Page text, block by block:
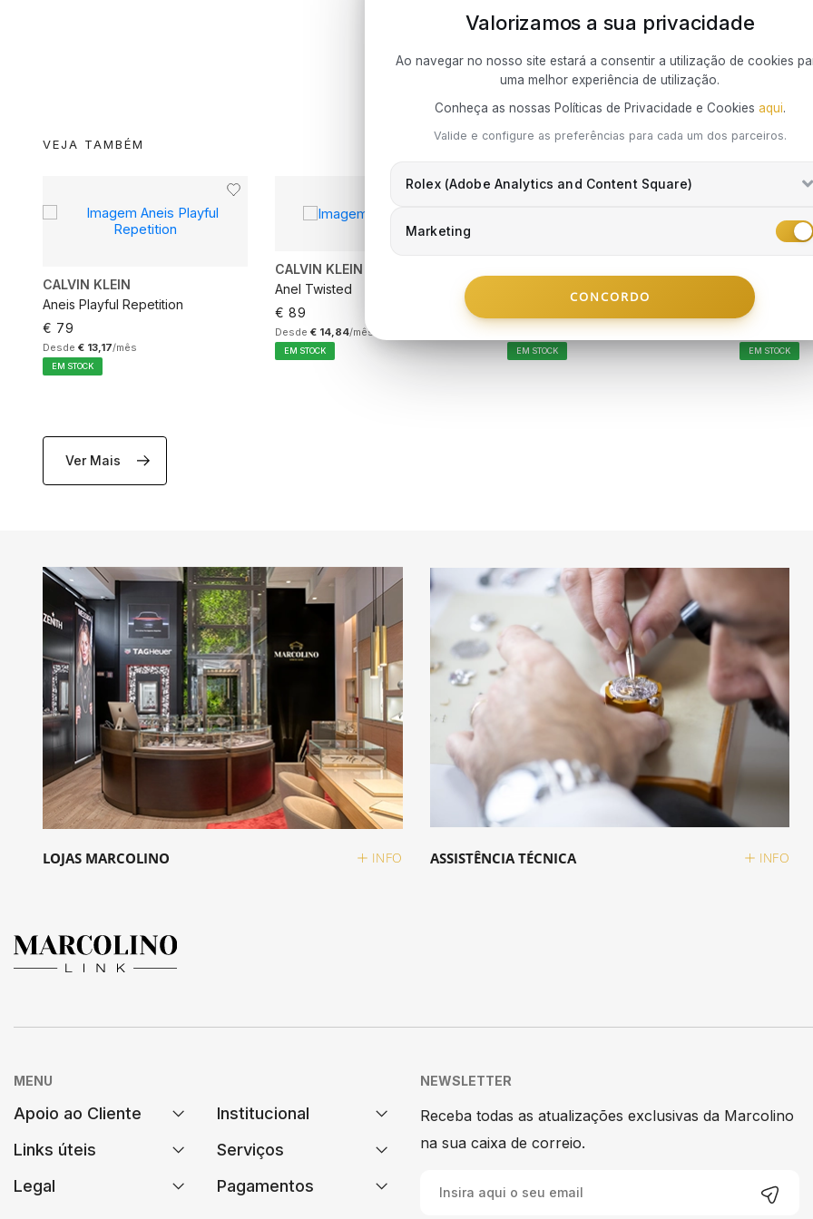
por
cidadão
Porto
do prazo
Integrada
mercado
concretizar
forma
minimalista, que destaca a estética mundialmente reconhecida da Calvin
VEJA TAMBÉM
CALVIN KLEIN
Aneis Playful Repetition
€ 79
Desde € 13,17/mês
EM STOCK
CALVIN KLEIN
Anel Twisted
€ 89
Desde € 14,84/mês
EM STOCK
Soft Squares
EM STOCK
Aneis Trio
€ 89
EM STOCK
Ver Mais
LOJAS MARCOLINO INFO ASSISTÊNCIA TÉCNICA INFO
MENU
Apoio ao Cliente
FAQs
Encomendas e Envios
Institucional
História
Links úteis
Contrastaria
Serviços
Assistência Técnica
Legal Pagamentos
NEWSLETTER
Receba todas as atualizações exclusivas da Marcolino
na sua caixa de correio.
Valorizamos a sua privacidade
Ao navegar no nosso site estará a consentir a utilização de cookies
uma melhor experiência de utilização.
Conheça as nossas Políticas de Privacidade e Cookies aqui.
Valide e configure as preferências para cada um dos parceiros.
Rolex (Adobe Analytics and Content Square)
Marketing
CONCORDO